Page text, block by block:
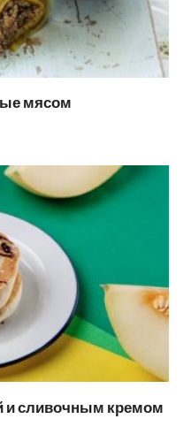
мясом
и сливочным кремом